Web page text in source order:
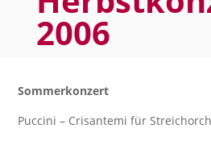
2006
Sommerkonzert
Puccini – Crisantemi für